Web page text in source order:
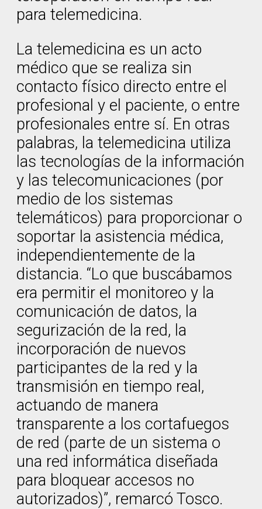
para telemedicina.
La telemedicina es un acto
médico que se realiza sin
contacto físico directo entre el
profesional y el paciente, o entre
profesionales entre sí. En otras
palabras, la telemedicina utiliza
las tecnologías de la información
y las telecomunicaciones (por
medio de los sistemas
telemáticos) para proporcionar o
soportar la asistencia médica,
independientemente de la
distancia. “Lo que buscábamos
era permitir el monitoreo y la
comunicación de datos, la
segurización de la red, la
incorporación de nuevos
participantes de la red y la
transmisión en tiempo real,
actuando de manera
transparente a los cortafuegos
de red (parte de un sistema o
una red informática diseñada
para bloquear accesos no
autorizados)”, remarcó Tosco.